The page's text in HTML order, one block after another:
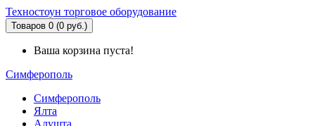
Техностоун торговое оборудование
Товаров 0 (0 руб.)
Ваша корзина пуста!
Симферополь
Симферополь
Ялта
Алушта